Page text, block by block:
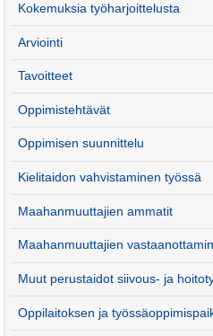
Kokemuksia työharjoittelusta
Arviointi
Tavoitteet
Oppimistehtävät
Oppimisen suunnittelu
Kielitaidon vahvistaminen työssä
Maahanmuuttajien ammatit
Maahanmuuttajien
Muut perustaidot siivous- ja
Oppilaitoksen ja